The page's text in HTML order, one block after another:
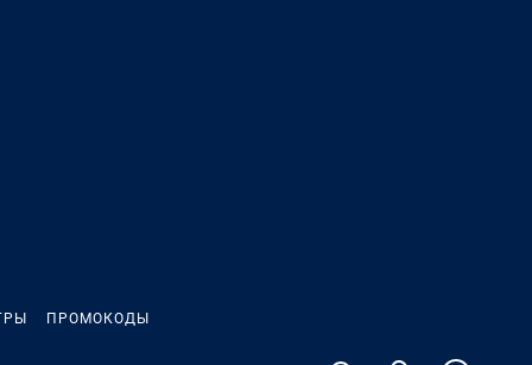
ПРОМОКОДЫ